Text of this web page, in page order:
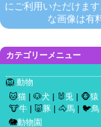
カテゴリーメニュー
🦁 動物
🐱猫 | 🐶犬 | 🐰兎 | 🐵猿
🐮牛 | 🐷豚 | 🐴馬 | 🐦鳥
🐘動物園
にご利用いただけま
な画像は有